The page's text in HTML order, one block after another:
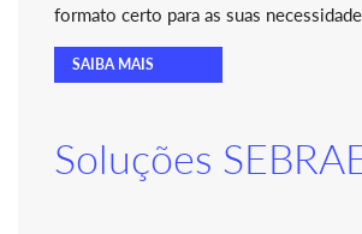
formato certo para as suas
SAIBA MAIS
Soluções